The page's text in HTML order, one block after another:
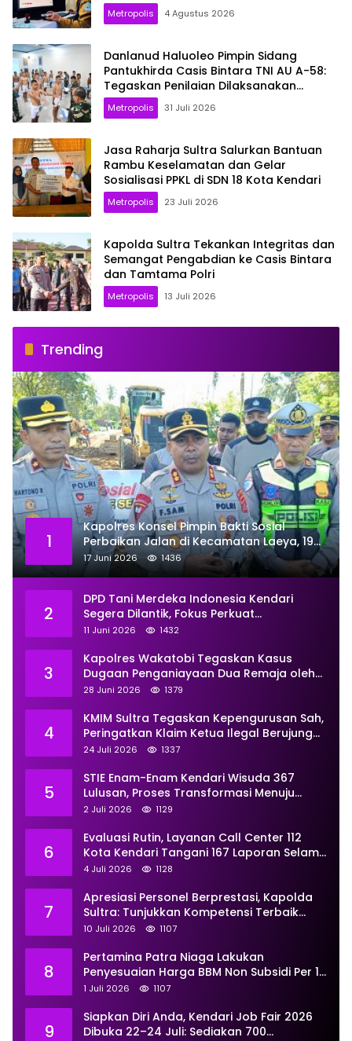
Metropolis 4 Agustus 2026
Danlanud Haluoleo Pimpin Sidang
Pantukhirda Casis Bintara TNI AU A-58:
Tegaskan Penilaian Dilaksanakan
Secara Profesional dan Transparan
Metropolis 31 Juli 2026
Jasa Raharja Sultra Salurkan Bantuan
Rambu Keselamatan dan Gelar
Sosialisasi PPKL di SDN 18 Kota Kendari
Metropolis 23 Juli 2026
Kapolda Sultra Tekankan Integritas dan
Semangat Pengabdian ke Casis Bintara
dan Tamtama Polri
Metropolis 13 Juli 2026
Trending
1
Kapolres Konsel Pimpin Bakti Sosial
Perbaikan Jalan di Kecamatan Laeya, 19
Titik Rusak Siap Ditambal
17 Juni 2026 1436
2
DPD Tani Merdeka Indonesia Kendari
Segera Dilantik, Fokus Perkuat
Pemberdayaan
11 Juni 2026 1432
3
Kapolres Wakatobi Tegaskan Kasus
Dugaan Penganiayaan Dua Remaja oleh
Dua Anggota Ditangani Secara
28 Juni 2026 1379
4
KMIM Sultra Tegaskan Kepengurusan Sah,
Peringatkan Klaim Ketua Ilegal Berujung
Proses Hukum
24 Juli 2026 1337
5
STIE Enam-Enam Kendari Wisuda 367
Lulusan, Proses Transformasi Menuju
Universitas Resmi Diterima
2 Juli 2026 1129
6
Evaluasi Rutin, Layanan Call Center 112
Kota Kendari Tangani 167 Laporan Selama
Juni
4 Juli 2026 1128
7
Apresiasi Personel Berprestasi, Kapolda
Sultra: Tunjukkan Kompetensi Terbaik
untuk Masyarakat
10 Juli 2026 1107
8
Pertamina Patra Niaga Lakukan
Penyesuaian Harga BBM Non Subsidi Per 1
Juli 2026, Berikut Rinciannya
1 Juli 2026 1107
9
Siapkan Diri Anda, Kendari Job Fair 2026
Dibuka 22–24 Juli: Sediakan 700